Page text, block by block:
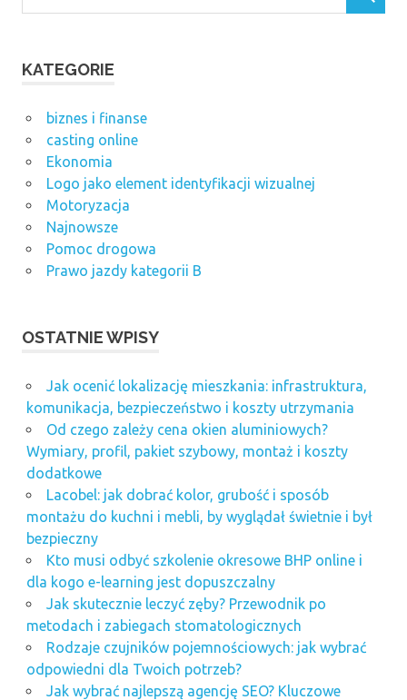
KATEGORIE
biznes i finanse
casting online
Ekonomia
Logo jako element identyfikacji wizualnej
Motoryzacja
Najnowsze
Pomoc drogowa
Prawo jazdy kategorii B
OSTATNIE WPISY
Jak ocenić lokalizację mieszkania: infrastruktura,
komunikacja, bezpieczeństwo i koszty utrzymania
Od czego zależy cena okien aluminiowych?
Wymiary, profil, pakiet szybowy, montaż i koszty
dodatkowe
Lacobel: jak dobrać kolor, grubość i sposób
montażu do kuchni i mebli, by wyglądał świetnie i był
bezpieczny
Kto musi odbyć szkolenie okresowe BHP online i
dla kogo e-learning jest dopuszczalny
Jak skutecznie leczyć zęby? Przewodnik po
metodach i zabiegach stomatologicznych
Rodzaje czujników pojemnościowych: jak wybrać
odpowiedni dla Twoich potrzeb?
Jak wybrać najlepszą agencję SEO? Kluczowe